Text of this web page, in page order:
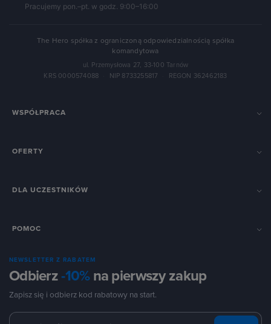
Pracujemy pon.–pt. w godz. 9:00–16:00
The Hero spółka z ograniczoną odpowiedzialnością spółka
komandytowa
ul. Przemysłowa 27, 33-100 Tarnów
KRS 0000574088
NIP 8733255817 REGON 362462183
WSPÓŁPRACA
OFERTY
DLA UCZESTNIKÓW
POMOC
NEWSLETTER Z RABATEM
Odbierz-10%na pierwszy zakup
Zapisz się i odbierz kod rabatowy na start.